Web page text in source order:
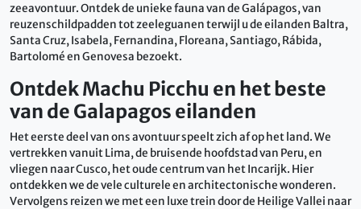
zeeavontuur. Ontdek de unieke fauna van de Galápagos, van
reuzenschildpadden tot zeeleguanen terwijl u de eilanden Baltra,
Santa Cruz, Isabela, Fernandina, Floreana, Santiago, Rábida,
Bartolomé en Genovesa bezoekt.
Ontdek Machu Picchu en het beste
van de Galapagos eilanden
Het eerste deel van ons avontuur speelt zich af op het land. We
vertrekken vanuit Lima, de bruisende hoofdstad van Peru, en
vliegen naar Cusco, het oude centrum van het Incarijk. Hier
ontdekken we de vele culturele en architectonische wonderen.
Vervolgens reizen we met een luxe trein door de Heilige Vallei naar